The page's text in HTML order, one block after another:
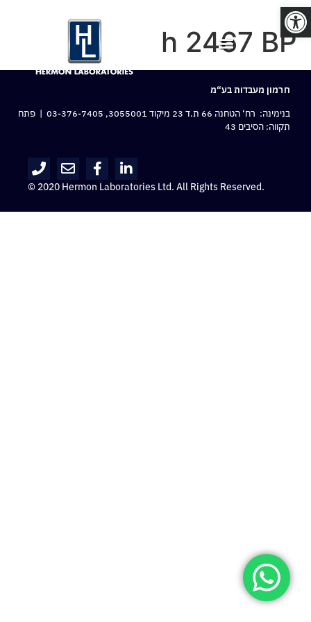
פתח סרגל נגישות
h 2467 BP
חרמון מעבדות בע“מ
בנימינה: רח‘ הטחנה 66 ת.ד 23 מיקוד 3055001,
03-376-7405 | פתח
תקווה: הסיבים 43
© 2020 Hermon Laboratories Ltd. All Rights Reserved.